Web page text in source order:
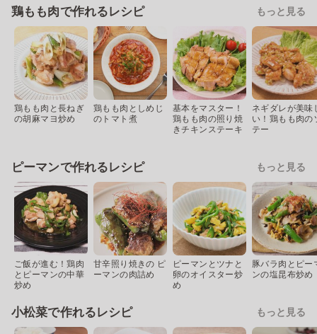
鶏もも肉で作れるレシピ もっと見る
鶏もも肉と長ねぎ
の胡麻マヨ炒め
鶏もも肉としめじ
のトマト煮
基本をマスター！
鶏もも肉の照り焼
きチキンステーキ
ネギダレが美味
い！鶏もも肉の
テー
ピーマンで作れるレシピ もっと見る
ご飯が進む！鶏肉
とピーマンの中華
炒め
甘辛照り焼きの ピ
ーマンの肉詰め
ピーマンとツナと
卵のオイスター炒
め
豚バラ肉とピー
ンの塩昆布炒め
小松菜で作れるレシピ もっと見る